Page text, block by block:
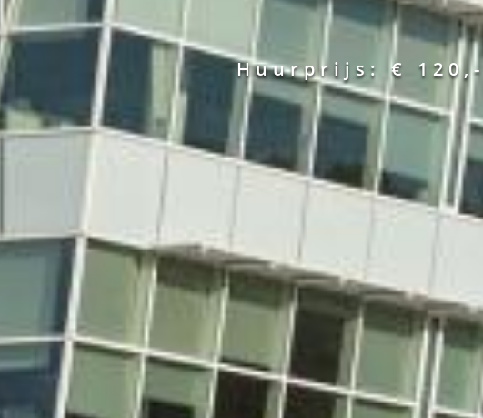
Huurprijs: €